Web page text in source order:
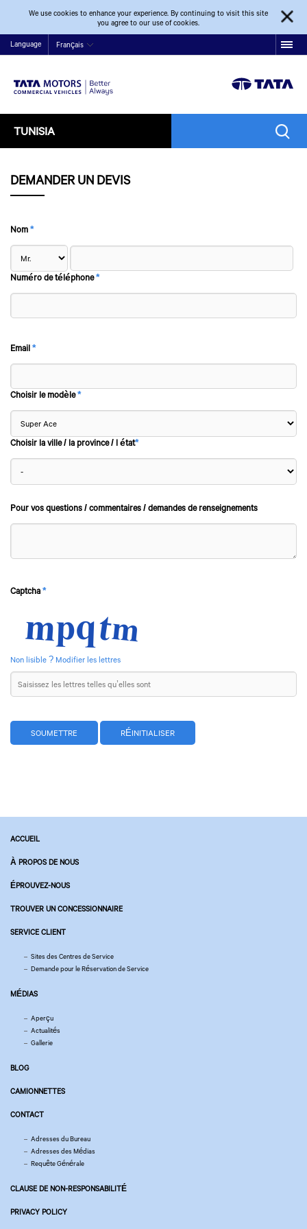
We use cookies to enhance your experience. By continuing to visit this site
you agree to our use of cookies.
Language Français
TUNISIA
DEMANDER UN DEVIS
Nom*
Numéro de téléphone*
Email*
Choisir le modèle*
Choisir la ville / la province / l état*
Pour vos questions / commentaires / demandes de renseignements
Captcha*
Non lisible ? Modifier les lettres
ACCUEIL
À PROPOS DE NOUS
ÉPROUVEZ-NOUS
TROUVER UN CONCESSIONNAIRE
SERVICE CLIENT
Sites des Centres de Service
Demande pour le Réservation de Service
MÉDIAS
Aperçu
Actualités
Gallerie
BLOG
CAMIONNETTES
CONTACT
Adresses du Bureau
Adresses des Médias
Requête Générale
CLAUSE DE NON-RESPONSABILITÉ
PRIVACY POLICY